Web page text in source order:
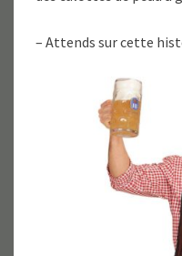
– Attends sur cette